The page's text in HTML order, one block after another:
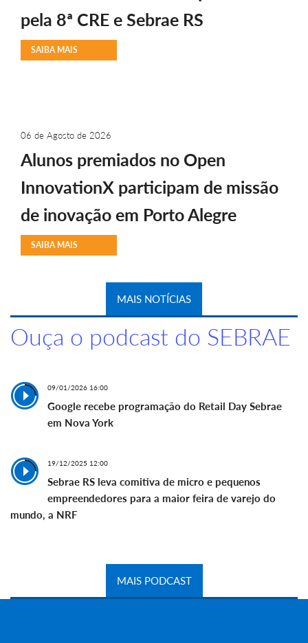
pela 8ª CRE e Sebrae RS
SAIBA MAIS
06 de Agosto de 2026
Alunos premiados no Open
InnovationX participam de missão
de inovação em Porto Alegre
SAIBA MAIS
MAIS NOTÍCIAS
Ouça o podcast do SEBRAE
09/01/2026 16:00
Google recebe programação do Retail Day Sebrae
em Nova York
19/12/2025 12:00
Sebrae RS leva comitiva de micro e pequenos
empreendedores para a maior feira de varejo do
mundo, a NRF
MAIS PODCAST